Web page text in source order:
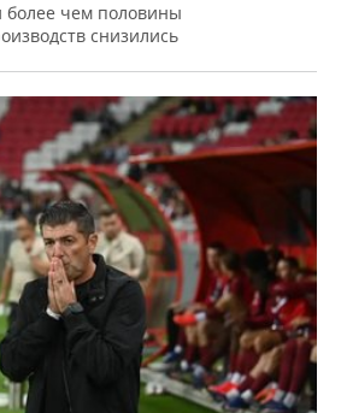
более чем половины
снизились